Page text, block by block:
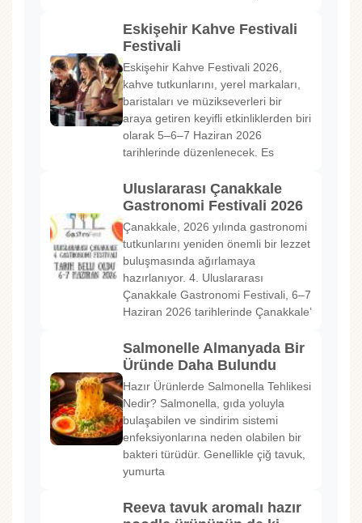
Eskişehir Kahve Festivali
Festivali
Eskişehir Kahve Festivali 2026,
kahve tutkunlarını, yerel markaları,
baristaları ve müzikseverleri bir
araya getiren keyifli etkinliklerden biri
olarak 5–6–7 Haziran 2026
tarihlerinde düzenlenecek. Es
Uluslararası Çanakkale
Gastronomi Festivali 2026
Çanakkale, 2026 yılında gastronomi
tutkunlarını yeniden önemli bir lezzet
buluşmasında ağırlamaya
hazırlanıyor. 4. Uluslararası
Çanakkale Gastronomi Festivali, 6–7
Haziran 2026 tarihlerinde Çanakkale’
Salmonelle Almanyada Bir
Üründe Daha Bulundu
Hazır Ürünlerde Salmonella Tehlikesi
Nedir? Salmonella, gıda yoluyla
bulaşabilen ve sindirim sistemi
enfeksiyonlarına neden olabilen bir
bakteri türüdür. Genellikle çiğ tavuk,
yumurta
Reeva tavuk aromalı hazır